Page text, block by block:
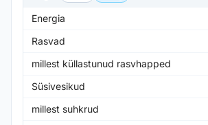
Energia
Rasvad
millest küllastunud rasvhapped
Süsivesikud
millest suhkrud